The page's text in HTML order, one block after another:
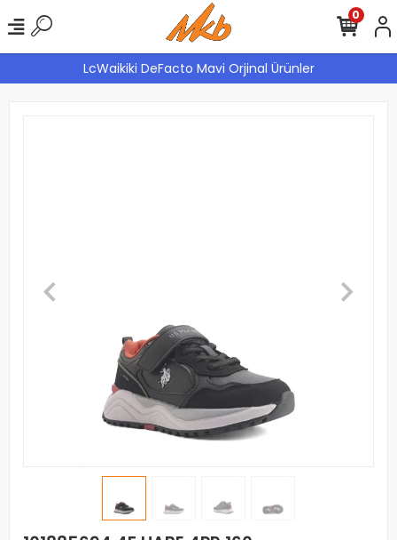
LcWaikiki DeFacto Mavi Orjinal Ürünler
0